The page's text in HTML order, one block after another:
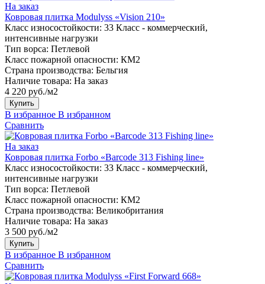
На заказ
Ковровая плитка Modulyss «Vision 210»
Класс износостойкости: 33 Класс - коммерческий,
интенсивные нагрузки
Тип ворса: Петлевой
Класс пожарной опасности: КМ2
Страна производства: Бельгия
Наличие товара: На заказ
4 220 руб./м2
Купить
В избранное В избранном
Сравнить
На заказ
Ковровая плитка Forbo «Barcode 313 Fishing line»
Класс износостойкости: 33 Класс - коммерческий,
интенсивные нагрузки
Тип ворса: Петлевой
Класс пожарной опасности: КМ2
Страна производства: Великобритания
Наличие товара: На заказ
3 500 руб./м2
Купить
В избранное В избранном
Сравнить